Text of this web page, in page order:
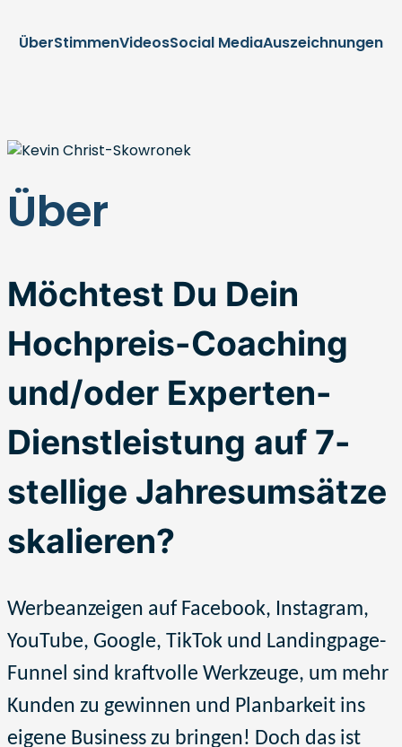
ÜberStimmenVideosSocial MediaAuszeichnungen
Über
Möchtest Du Dein
Hochpreis-Coaching
und/oder Experten-
Dienstleistung auf 7-
stellige Jahresumsätze
skalieren?
Werbeanzeigen auf Facebook, Instagram,
YouTube, Google, TikTok und Landingpage-
Funnel sind kraftvolle Werkzeuge, um mehr
Kunden zu gewinnen und Planbarkeit ins
eigene Business zu bringen! Doch das ist